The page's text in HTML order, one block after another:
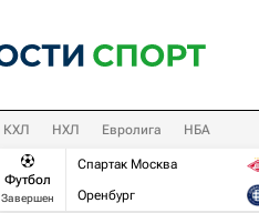
КХЛ НХЛ Евролига НБА
Футбол
Завершен
Спартак Москва
Оренбург